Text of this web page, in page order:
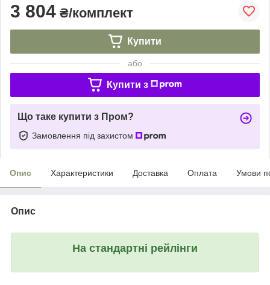
3 804 ₴/комплект
Купити
або
Купити з
Що таке купити з Пром?
Замовлення під захистом
Опис Характеристики Доставка Оплата Умови
Опис
На стандартні рейлінги